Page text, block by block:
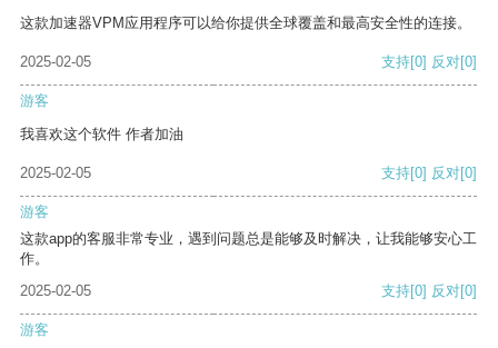
这款加速器VPM应用程序可以给你提供全球覆盖和最高安全性的连接。
2025-02-05 支持[0] 反对[0]
游客
我喜欢这个软件 作者加油
2025-02-05 支持[0] 反对[0]
游客
这款app的客服非常专业，遇到问题总是能够及时解决，让我能够安心工
作。
2025-02-05
支持[0] 反对[0]
游客